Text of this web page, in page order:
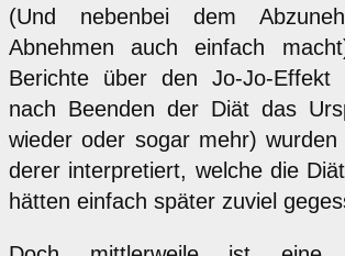
(Und nebenbei dem
Abnehmen auch einfach
Berichte über den Jo-Jo-Effekt
nach Beenden der Diät das
wieder oder sogar mehr) wurden
derer interpretiert, welche die
hätten einfach später zuviel